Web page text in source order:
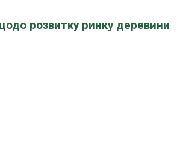
розвитку ринку деревини